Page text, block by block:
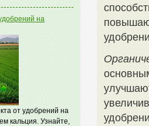
на
от удобрений на
кальция. Узнайте,